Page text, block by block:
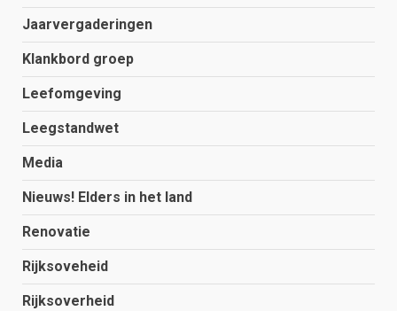
Jaarvergaderingen
Klankbord groep
Leefomgeving
Leegstandwet
Media
Nieuws! Elders in het land
Renovatie
Rijksoveheid
Rijksoverheid